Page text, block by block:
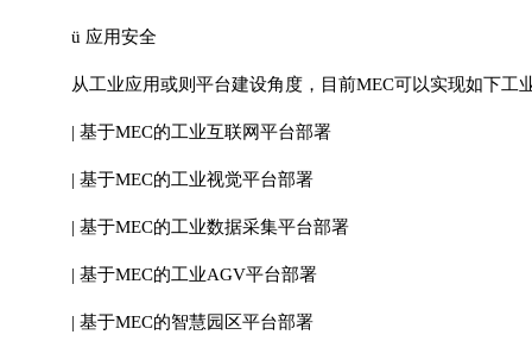
ü 应用安全
从工业应用或则平台建设角度，目前MEC可以实现如下工
| 基于MEC的工业互联网平台部署
| 基于MEC的工业视觉平台部署
| 基于MEC的工业数据采集平台部署
| 基于MEC的工业AGV平台部署
| 基于MEC的智慧园区平台部署